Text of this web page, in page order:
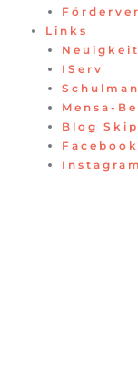
Links
IServ
Mensa-
Blog
Facebook
Instagram